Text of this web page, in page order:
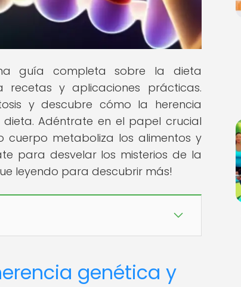
guía completa sobre la dieta
recetas y aplicaciones prácticas.
y descubre cómo la herencia
Adéntrate en el papel crucial
cuerpo metaboliza los alimentos y
para desvelar los misterios de la
leyendo para descubrir más!
genética y